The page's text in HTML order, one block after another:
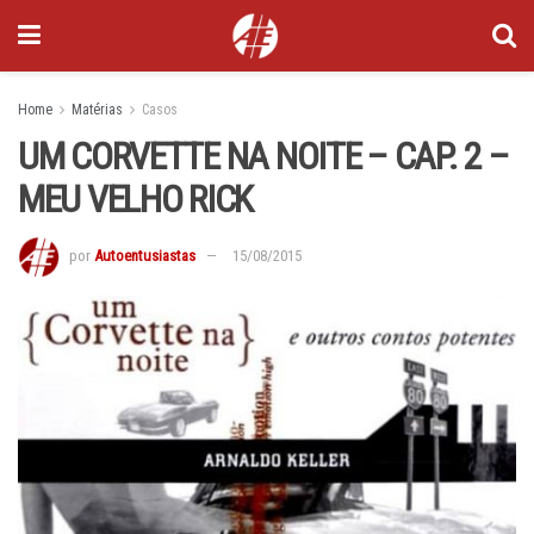
Home Matérias Casos
UM CORVETTE NA NOITE – CAP. 2 –
MEU VELHO RICK
por Autoentusiastas 15/08/2015